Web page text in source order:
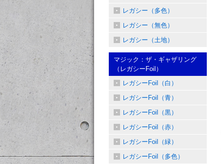
レガシー（多色）
レガシー（無色）
レガシー（土地）
マジック：ザ・ギャザリング
（レガシーFoil）
レガシーFoil（白）
レガシーFoil（青）
レガシーFoil（黒）
レガシーFoil（赤）
レガシーFoil（緑）
レガシーFoil（多色）